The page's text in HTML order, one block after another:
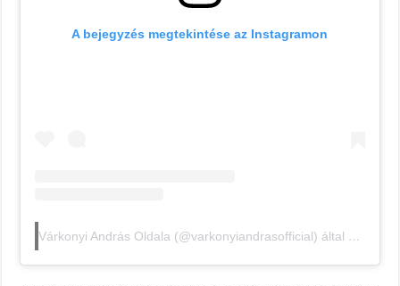
A bejegyzés megtekintése az Instagramon
Várkonyi András Oldala (@varkonyiandrasofficial) által megosztott bejegyzés